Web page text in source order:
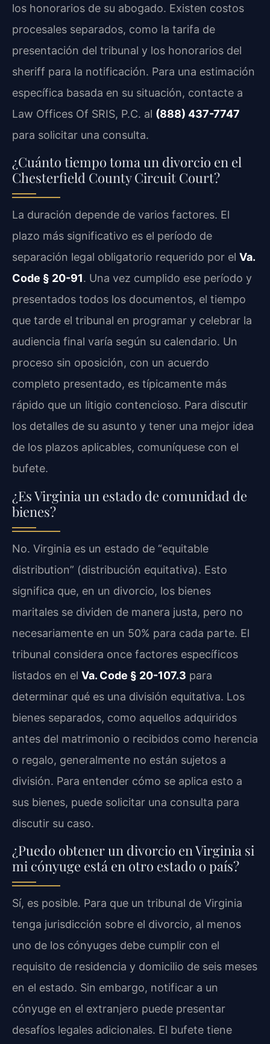
los honorarios de su abogado. Existen costos
procesales separados, como la tarifa de
presentación del tribunal y los honorarios del
sheriff para la notificación. Para una estimación
específica basada en su situación, contacte a
Law Offices Of SRIS, P.C. al (888) 437-7747
para solicitar una consulta.
¿Cuánto tiempo toma un divorcio en el
Chesterfield County Circuit Court?
La duración depende de varios factores. El
plazo más significativo es el período de
separación legal obligatorio requerido por el Va.
Code § 20-91. Una vez cumplido ese período y
presentados todos los documentos, el tiempo
que tarde el tribunal en programar y celebrar la
audiencia final varía según su calendario. Un
proceso sin oposición, con un acuerdo
completo presentado, es típicamente más
rápido que un litigio contencioso. Para discutir
los detalles de su asunto y tener una mejor idea
de los plazos aplicables, comuníquese con el
bufete.
¿Es Virginia un estado de comunidad de
bienes?
No. Virginia es un estado de “equitable
distribution” (distribución equitativa). Esto
significa que, en un divorcio, los bienes
maritales se dividen de manera justa, pero no
necesariamente en un 50% para cada parte. El
tribunal considera once factores específicos
listados en el Va. Code § 20-107.3 para
determinar qué es una división equitativa. Los
bienes separados, como aquellos adquiridos
antes del matrimonio o recibidos como herencia
o regalo, generalmente no están sujetos a
división. Para entender cómo se aplica esto a
sus bienes, puede solicitar una consulta para
discutir su caso.
¿Puedo obtener un divorcio en Virginia si
mi cónyuge está en otro estado o país?
Sí, es posible. Para que un tribunal de Virginia
tenga jurisdicción sobre el divorcio, al menos
uno de los cónyuges debe cumplir con el
requisito de residencia y domicilio de seis meses
en el estado. Sin embargo, notificar a un
cónyuge en el extranjero puede presentar
desafíos legales adicionales. El bufete tiene